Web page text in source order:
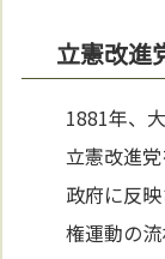
立憲改進
1881年、
立憲改進
政府に反
権運動の